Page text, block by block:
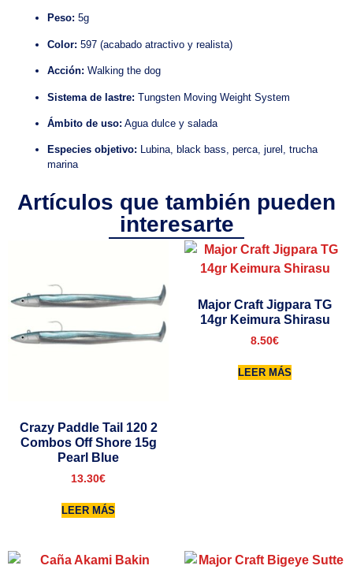
Peso: 5g
Color: 597 (acabado atractivo y realista)
Acción: Walking the dog
Sistema de lastre: Tungsten Moving Weight System
Ámbito de uso: Agua dulce y salada
Especies objetivo: Lubina, black bass, perca, jurel, trucha
marina
Artículos que también pueden
interesarte
Crazy Paddle Tail 120 2
Combos Off Shore 15g
Pearl Blue
13.30€
LEER MÁS
Major Craft Jigpara TG
14gr Keimura Shirasu
8.50€
LEER MÁS